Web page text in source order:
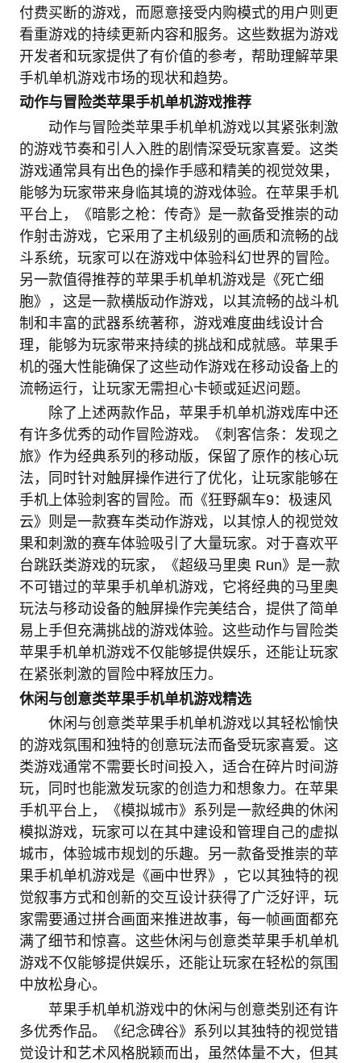
付费买断的游戏，而愿意接受内购模式的用户则更
看重游戏的持续更新内容和服务。这些数据为游戏
开发者和玩家提供了有价值的参考，帮助理解苹果
手机单机游戏市场的现状和趋势。
动作与冒险类苹果手机单机游戏推荐
动作与冒险类苹果手机单机游戏以其紧张刺激
的游戏节奏和引人入胜的剧情深受玩家喜爱。这类
游戏通常具有出色的操作手感和精美的视觉效果，
能够为玩家带来身临其境的游戏体验。在苹果手机
平台上，《暗影之枪：传奇》是一款备受推崇的动
作射击游戏，它采用了主机级别的画质和流畅的战
斗系统，玩家可以在游戏中体验科幻世界的冒险。
另一款值得推荐的苹果手机单机游戏是《死亡细
胞》，这是一款横版动作游戏，以其流畅的战斗机
制和丰富的武器系统著称，游戏难度曲线设计合
理，能够为玩家带来持续的挑战和成就感。苹果手
机的强大性能确保了这些动作游戏在移动设备上的
流畅运行，让玩家无需担心卡顿或延迟问题。
除了上述两款作品，苹果手机单机游戏库中还
有许多优秀的动作冒险游戏。《刺客信条：发现之
旅》作为经典系列的移动版，保留了原作的核心玩
法，同时针对触屏操作进行了优化，让玩家能够在
手机上体验刺客的冒险。而《狂野飙车9：极速风
云》则是一款赛车类动作游戏，以其惊人的视觉效
果和刺激的赛车体验吸引了大量玩家。对于喜欢平
台跳跃类游戏的玩家，《超级马里奥 Run》是一款
不可错过的苹果手机单机游戏，它将经典的马里奥
玩法与移动设备的触屏操作完美结合，提供了简单
易上手但充满挑战的游戏体验。这些动作与冒险类
苹果手机单机游戏不仅能够提供娱乐，还能让玩家
在紧张刺激的冒险中释放压力。
休闲与创意类苹果手机单机游戏精选
休闲与创意类苹果手机单机游戏以其轻松愉快
的游戏氛围和独特的创意玩法而备受玩家喜爱。这
类游戏通常不需要长时间投入，适合在碎片时间游
玩，同时也能激发玩家的创造力和想象力。在苹果
手机平台上，《模拟城市》系列是一款经典的休闲
模拟游戏，玩家可以在其中建设和管理自己的虚拟
城市，体验城市规划的乐趣。另一款备受推崇的苹
果手机单机游戏是《画中世界》，它以其独特的视
觉叙事方式和创新的交互设计获得了广泛好评，玩
家需要通过拼合画面来推进故事，每一帧画面都充
满了细节和惊喜。这些休闲与创意类苹果手机单机
游戏不仅能够提供娱乐，还能让玩家在轻松的氛围
中放松身心。
苹果手机单机游戏中的休闲与创意类别还有许
多优秀作品。《纪念碑谷》系列以其独特的视觉错
觉设计和艺术风格脱颖而出，虽然体量不大，但其